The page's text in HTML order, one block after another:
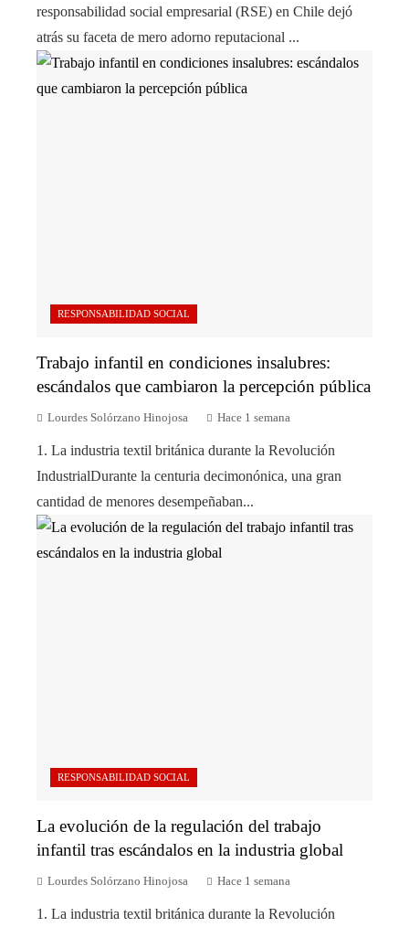
responsabilidad social empresarial (RSE) en Chile dejó
atrás su faceta de mero adorno reputacional ...
RESPONSABILIDAD SOCIAL
Trabajo infantil en condiciones insalubres:
escándalos que cambiaron la percepción pública
Lourdes Solórzano Hinojosa Hace 1 semana
1. La industria textil británica durante la Revolución
IndustrialDurante la centuria decimonónica, una gran
cantidad de menores desempeñaban...
RESPONSABILIDAD SOCIAL
La evolución de la regulación del trabajo
infantil tras escándalos en la industria global
Lourdes Solórzano Hinojosa Hace 1 semana
1. La industria textil británica durante la Revolución